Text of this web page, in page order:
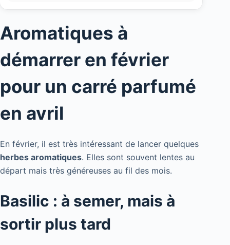
Aromatiques à
démarrer en février
pour un carré parfumé
en avril
En février, il est très intéressant de lancer quelques
herbes aromatiques. Elles sont souvent lentes au
départ mais très généreuses au fil des mois.
Basilic : à semer, mais à
sortir plus tard